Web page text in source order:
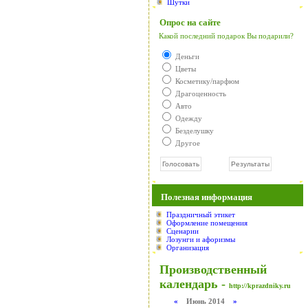
Шутки
Опрос на сайте
Какой последний подарок Вы подарили?
Деньги
Цветы
Косметику/парфюм
Драгоценность
Авто
Одежду
Безделушку
Другое
Полезная информация
Праздничный этикет
Оформление помещения
Сценарии
Лозунги и афоризмы
Организация
Производственный
календарь - http://kprazdniky.ru
« Июнь 2014 »